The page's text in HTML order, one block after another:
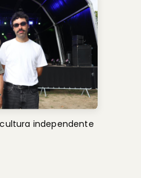
cultura independente